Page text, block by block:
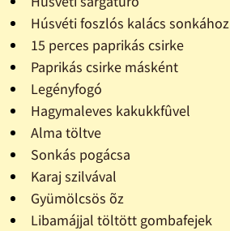
Húsvéti foszlós kalács sonkához
15 perces paprikás csirke
Paprikás csirke másként
Legényfogó
Hagymaleves kakukkfûvel
Alma töltve
Sonkás pogácsa
Karaj szilvával
Gyümölcsös õz
Libamájjal töltött gombafejek